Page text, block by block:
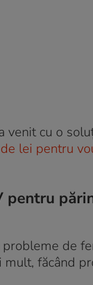
venit cu o
lei pentru
de
făcând